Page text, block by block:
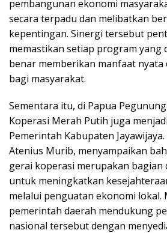
pembangunan ekonomi
secara terpadu dan melibatkan
kepentingan. Sinergi tersebut
memastikan setiap program yang
benar memberikan manfaat
bagi masyarakat.
Sementara itu, di Papua
Koperasi Merah Putih juga
Pemerintah Kabupaten
Atenius Murib, menyampaikan
gerai koperasi merupakan bagian
untuk meningkatkan
melalui penguatan ekonomi lokal.
pemerintah daerah mendukung
nasional tersebut dengan